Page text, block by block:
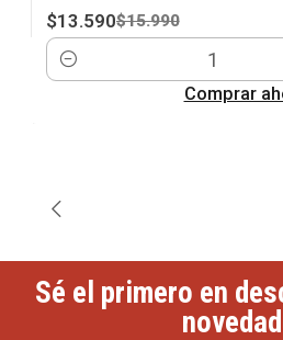
$13.590$15.990
Cantidad
Comprar
Sé el primero en